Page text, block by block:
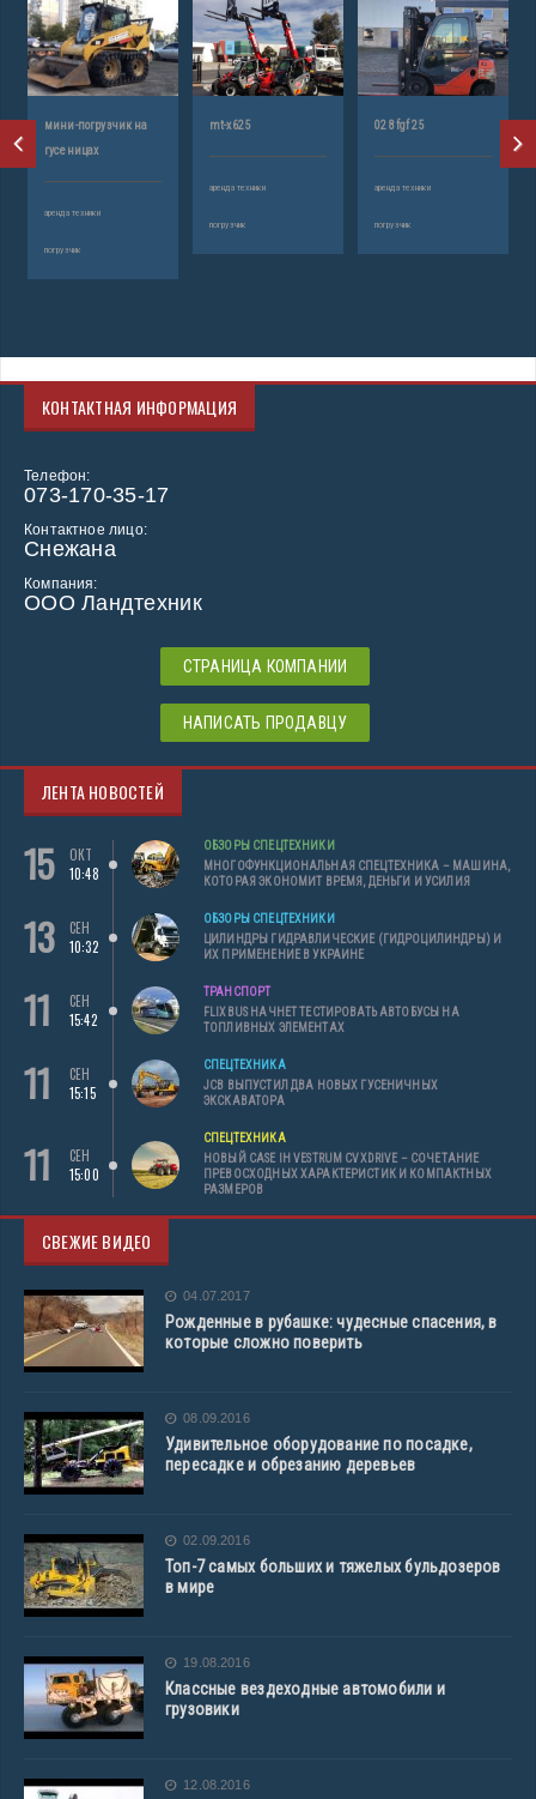
мини-погрузчик на
гусеницах
аренда техники
погрузчик
mt-x625
аренда техники
погрузчик
02 8fgf 25
аренда техники
погрузчик
КОНТАКТНАЯ ИНФОРМАЦИЯ
Телефон:
073-170-35-17
Контактное лицо:
Снежана
Компания:
ООО Ландтехник
СТРАНИЦА КОМПАНИИ
НАПИСАТЬ ПРОДАВЦУ
ЛЕНТА НОВОСТЕЙ
15
ОКТ
10:48
ОБЗОРЫ СПЕЦТЕХНИКИ
МНОГОФУНКЦИОНАЛЬНАЯ СПЕЦТЕХНИКА – МАШИНА,
КОТОРАЯ ЭКОНОМИТ ВРЕМЯ, ДЕНЬГИ И УСИЛИЯ
13
СЕН
10:32
ОБЗОРЫ СПЕЦТЕХНИКИ
ЦИЛИНДРЫ ГИДРАВЛИЧЕСКИЕ (ГИДРОЦИЛИНДРЫ) И
ИХ ПРИМЕНЕНИЕ В УКРАИНЕ
11
СЕН
15:42
ТРАНСПОРТ
FLIXBUS НАЧНЕТ ТЕСТИРОВАТЬ АВТОБУСЫ НА
ТОПЛИВНЫХ ЭЛЕМЕНТАХ
11
СЕН
15:15
СПЕЦТЕХНИКА
JCB ВЫПУСТИЛ ДВА НОВЫХ ГУСЕНИЧНЫХ
ЭКСКАВАТОРА
11
СЕН
15:00
СПЕЦТЕХНИКА
НОВЫЙ CASE IH VESTRUM CVXDRIVE – СОЧЕТАНИЕ
ПРЕВОСХОДНЫХ ХАРАКТЕРИСТИК И КОМПАКТНЫХ
РАЗМЕРОВ
СВЕЖИЕ ВИДЕО
04.07.2017
Рожденные в рубашке: чудесные спасения, в
которые сложно поверить
08.09.2016
Удивительное оборудование по посадке,
пересадке и обрезанию деревьев
02.09.2016
Топ-7 самых больших и тяжелых бульдозеров
в мире
19.08.2016
Классные вездеходные автомобили и
грузовики
12.08.2016